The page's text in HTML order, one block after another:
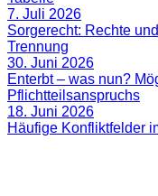
7. Juli 2026
Sorgerecht: Rechte
Trennung
30. Juni 2026
Enterbt – was nun?
Pflichtteilsanspruchs
18. Juni 2026
Häufige Konfliktfelder